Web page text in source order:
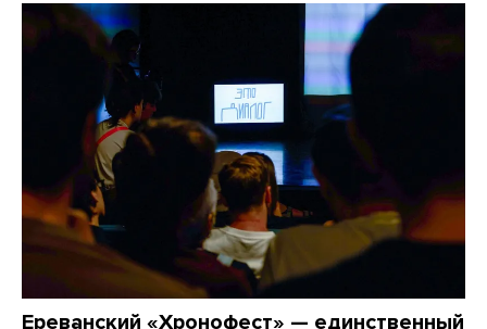
Ереванский «Хронофест» — единственный